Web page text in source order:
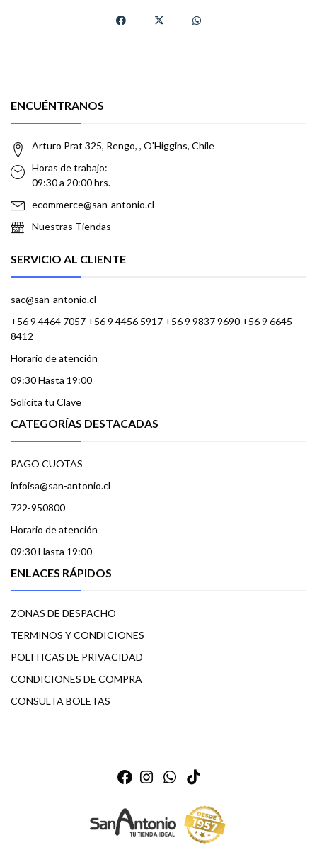
ENCUÉNTRANOS
Arturo Prat 325, Rengo, , O'Higgins, Chile
Horas de trabajo:
09:30 a 20:00 hrs.
ecommerce@san-antonio.cl
Nuestras Tiendas
SERVICIO AL CLIENTE
sac@san-antonio.cl
+56 9 4464 7057 +56 9 4456 5917 +56 9 9837 9690 +56 9 6645
8412
Horario de atención
09:30 Hasta 19:00
Solicita tu Clave
CATEGORÍAS DESTACADAS
PAGO CUOTAS
infoisa@san-antonio.cl
722-950800
Horario de atención
09:30 Hasta 19:00
ENLACES RÁPIDOS
ZONAS DE DESPACHO
TERMINOS Y CONDICIONES
POLITICAS DE PRIVACIDAD
CONDICIONES DE COMPRA
CONSULTA BOLETAS